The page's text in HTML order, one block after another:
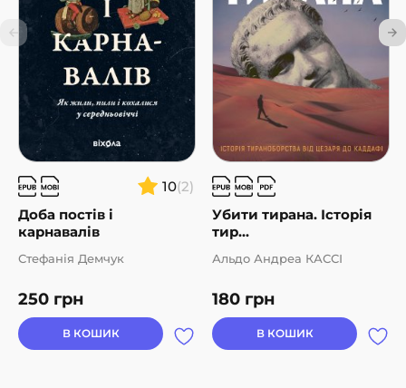
10(2)
Доба постів і
карнавалів
250 грн
Стефанія Демчук
В КОШИК
Убити тирана. Історія
тир...
180 грн
Альдо Андреа КАССІ
В КОШИК